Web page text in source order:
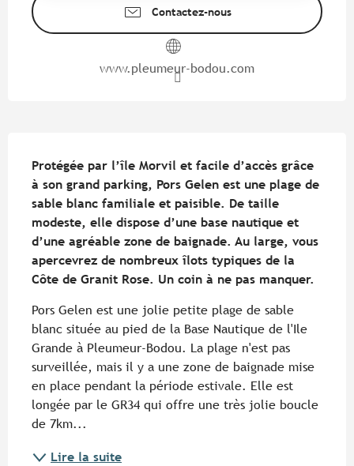
Contactez-nous
www.pleumeur-bodou.com
Protégée par l’île Morvil et facile d’accès grâce
à son grand parking, Pors Gelen est une plage de
sable blanc familiale et paisible. De taille
modeste, elle dispose d’une base nautique et
d’une agréable zone de baignade. Au large, vous
apercevrez de nombreux îlots typiques de la
Côte de Granit Rose. Un coin à ne pas manquer.
Pors Gelen est une jolie petite plage de sable
blanc située au pied de la Base Nautique de l'Ile
Grande à Pleumeur-Bodou. La plage n'est pas
surveillée, mais il y a une zone de baignade mise
en place pendant la période estivale. Elle est
longée par le GR34 qui offre une très jolie boucle
de 7km...
Lire la suite